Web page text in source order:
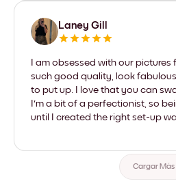
Laney Gill
I am obsessed with our pictures
such good quality, look
to put up. I love that you can
I'm a bit of a perfectionist, so
until I created the right set-up
Cargar Más